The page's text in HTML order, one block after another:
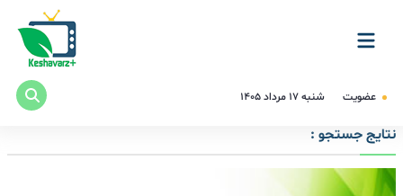
عضویت شنبه ۱۷ مرداد ۱۴۰۵
نتایج جستجو :